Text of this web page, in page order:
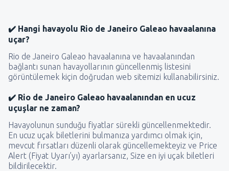
✔️ Hangi havayolu Rio de Janeiro Galeao havaalanına
uçar?
Rio de Janeiro Galeao havaalanına ve havaalanından
bağlantı sunan havayollarının güncellenmiş listesini
görüntülemek kiçin doğrudan web sitemizi kullanabilirsiniz.
✔️ Rio de Janeiro Galeao havaalanından en ucuz
uçuşlar ne zaman?
Havayolunun sunduğu fiyatlar sürekli güncellenmektedir.
En ucuz uçak biletlerini bulmanıza yardımcı olmak için,
mevcut fırsatları düzenli olarak güncellemekteyiz ve Price
Alert (Fiyat Uyarı’yı) ayarlarsanız, Size en iyi uçak biletleri
bildirilecektir.